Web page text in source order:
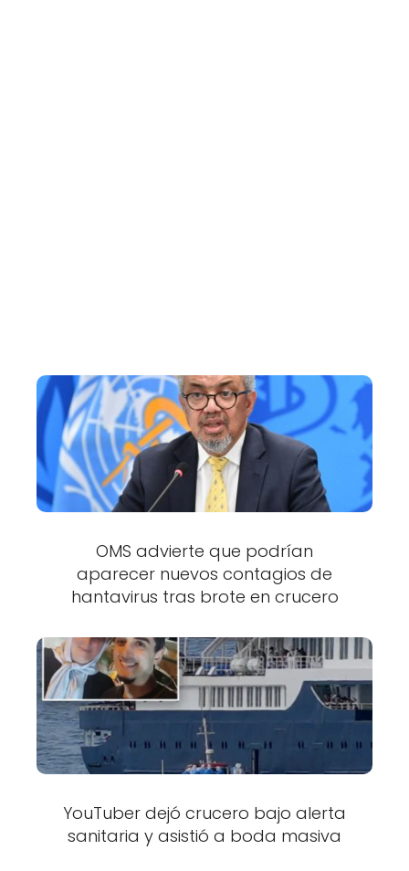
OMS advierte que podrían
aparecer nuevos contagios de
hantavirus tras brote en crucero
YouTuber dejó crucero bajo alerta
sanitaria y asistió a boda masiva